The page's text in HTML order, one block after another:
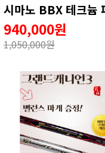
940,000원
1,050,000원